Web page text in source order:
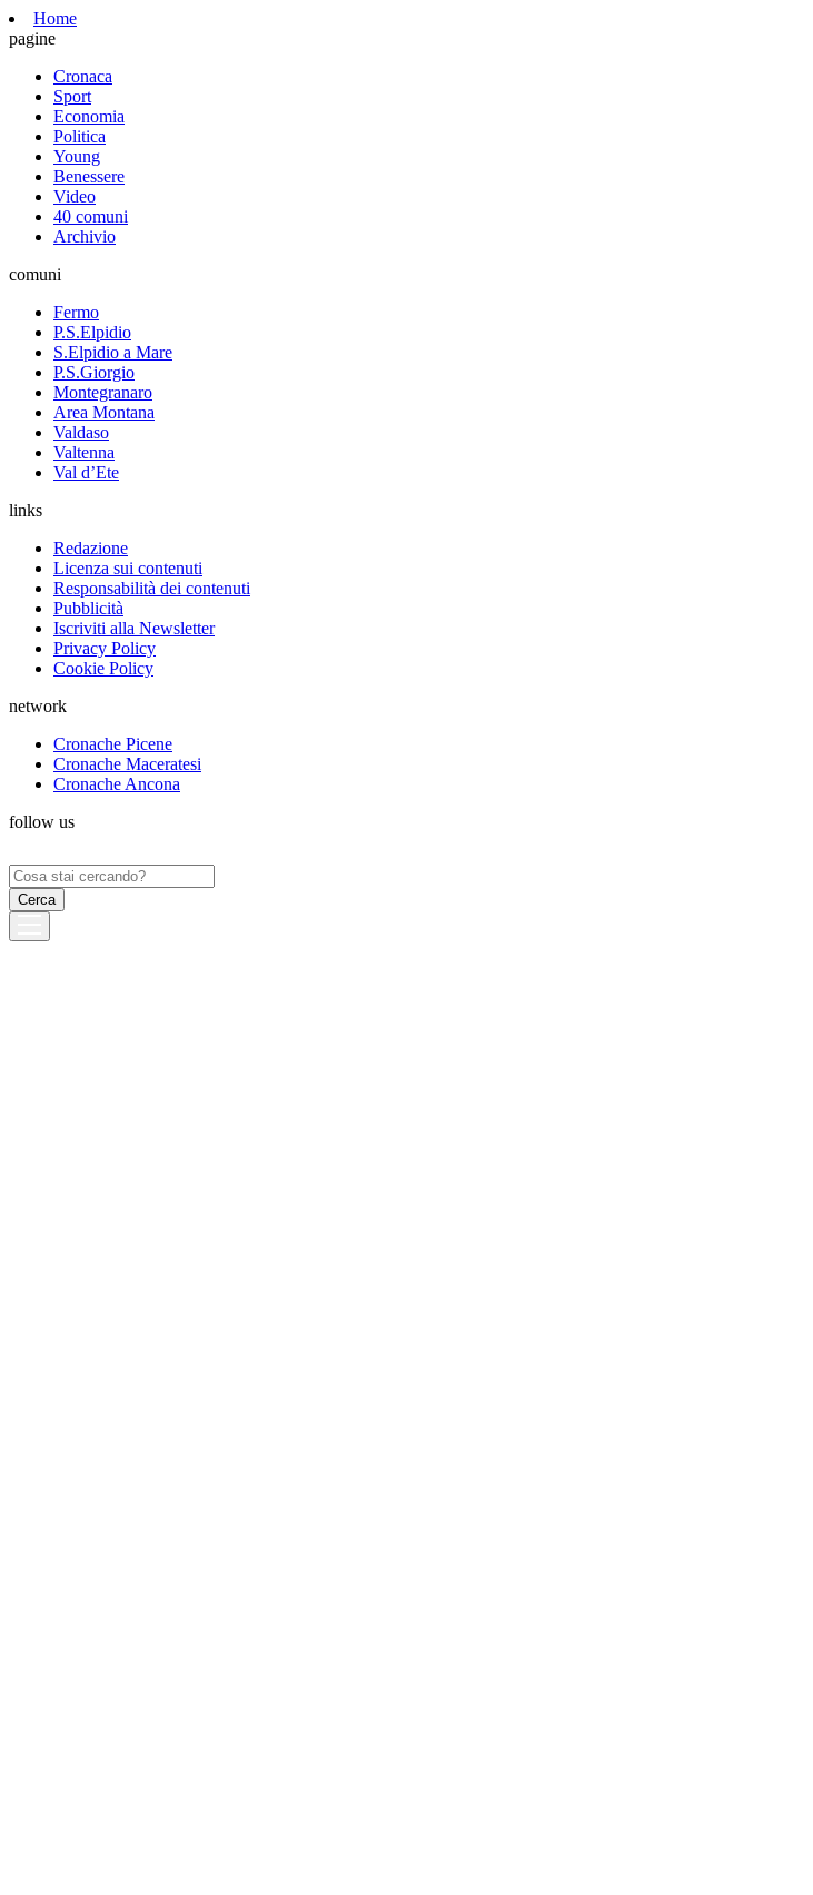
Home
pagine
Cronaca
Sport
Economia
Politica
Young
Benessere
Video
40 comuni
Archivio
comuni
Fermo
P.S.Elpidio
S.Elpidio a Mare
P.S.Giorgio
Montegranaro
Area Montana
Valdaso
Valtenna
Val d’Ete
links
Redazione
Licenza sui contenuti
Responsabilità dei contenuti
Pubblicità
Iscriviti alla Newsletter
Privacy Policy
Cookie Policy
network
Cronache Picene
Cronache Maceratesi
Cronache Ancona
follow us
Ricerca
per: